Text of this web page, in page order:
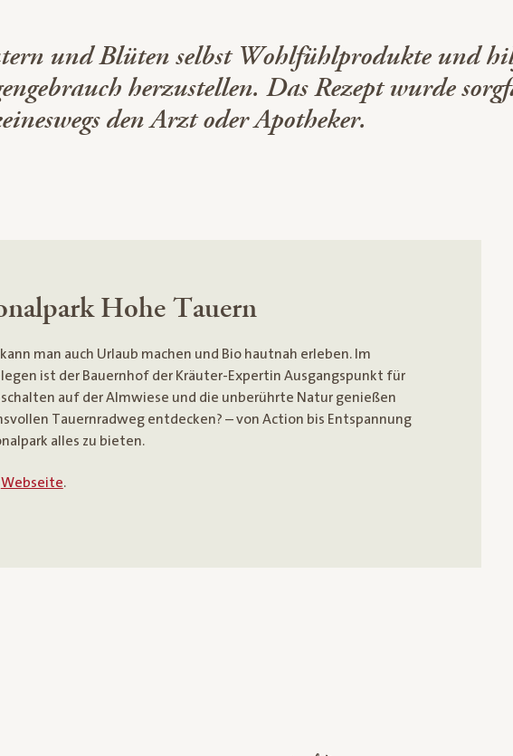
und Blüten selbst Wohlfühlprodukte und
herzustellen. Das Rezept wurde
den Arzt oder Apotheker.
Hohe Tauern
man auch Urlaub machen und Bio hautnah erleben. Im
ist der Bauernhof der Kräuter-Expertin Ausgangspunkt für
auf der Almwiese und die unberührte Natur genießen
Tauernradweg entdecken? – von Action bis Entspannung
alles zu bieten.
Webseite.